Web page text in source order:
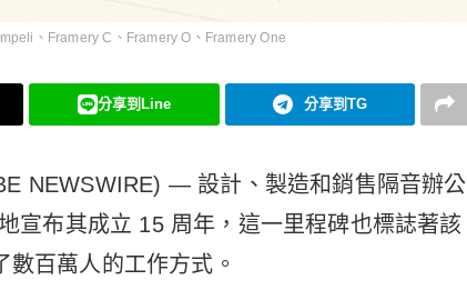
、Framery C、Framery O、Framery One
分享到Line 分享到TG
NEWSWIRE) — 設計、製造和銷售隔音辦公
宣布其成立 15 周年，這一里程碑也標誌著該
百萬人的工作方式。